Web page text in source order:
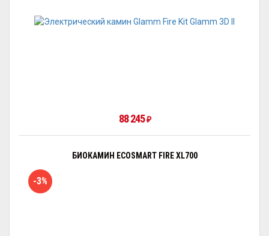
88 245 ₽
БИОКАМИН ECOSMART FIRE XL700
-3%